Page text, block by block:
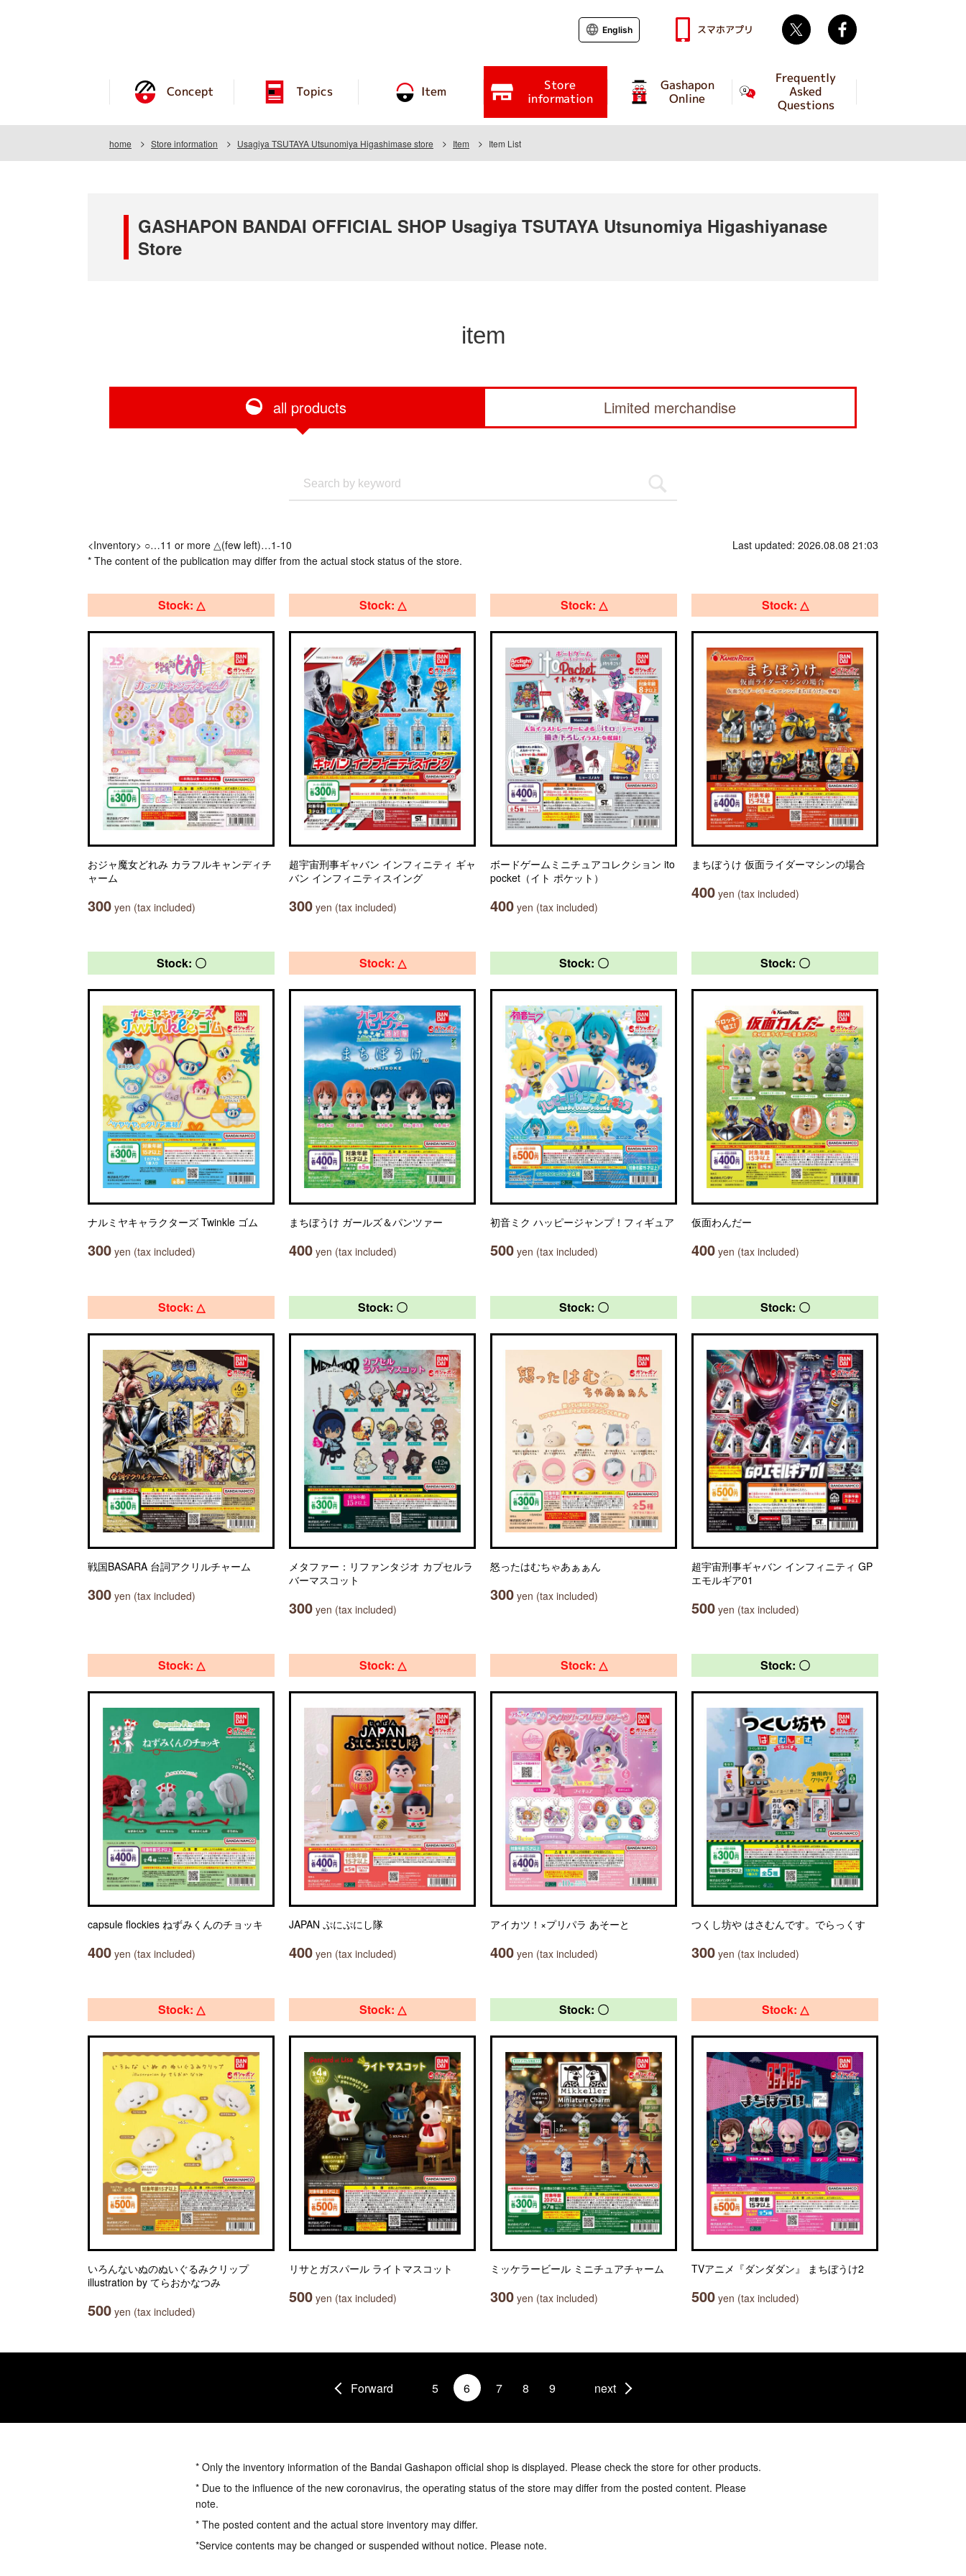
Concept Topics Item Store
information
Gashapon
Online
Frequently
Asked
Questions
English スマホアプリ Twitter
home Store information Usagiya TSUTAYA Utsunomiya Higashimase store Item Item List
GASHAPON BANDAI OFFICIAL SHOP Usagiya TSUTAYA Utsunomiya Higashiyanase
Store
item
all products Limited merchandise
<Inventory> ○…11 or more △(few left)…1-10
* The content of the publication may differ from the actual stock status of the store.
Last updated: 2026.08.08 21:03
Stock: △
おジャ魔女どれみ カラフルキャンディチ
ャーム
300 yen (tax included)
Stock: △
超宇宙刑事ギャバン インフィニティ ギャ
バン インフィニティスイング
300 yen (tax included)
Stock: △
ボードゲームミニチュアコレクション ito
pocket（イト ポケット）
400 yen (tax included)
Stock: △
まちぼうけ 仮面ライダーマシンの場合
400 yen (tax included)
Stock: 〇
ナルミヤキャラクターズ Twinkle ゴム
300 yen (tax included)
Stock: △
まちぼうけ ガールズ＆パンツァー
400 yen (tax included)
Stock: 〇
初音ミク ハッピージャンプ！フィギュア
500 yen (tax included)
Stock: 〇
仮面わんだー
400 yen (tax included)
Stock: △
戦国BASARA 台詞アクリルチャーム
300 yen (tax included)
Stock: 〇
メタファー：リファンタジオ カプセルラ
バーマスコット
300 yen (tax included)
Stock: 〇
怒ったはむちゃあぁぁん
300 yen (tax included)
Stock: 〇
超宇宙刑事ギャバン インフィニティ GP
エモルギア01
500 yen (tax included)
Stock: △
capsule flockies ねずみくんのチョッキ
400 yen (tax included)
Stock: △
JAPAN ぷにぷにし隊
400 yen (tax included)
Stock: △
アイカツ！×プリパラ あそーと
400 yen (tax included)
Stock: 〇
つくし坊や はさむんです。でらっくす
300 yen (tax included)
Stock: △
いろんないぬのぬいぐるみクリップ
illustration by てらおかなつみ
500 yen (tax included)
Stock: △
リサとガスパール ライトマスコット
500 yen (tax included)
Stock: 〇
ミッケラービール ミニチュアチャーム
300 yen (tax included)
Stock: △
TVアニメ『ダンダダン』 まちぼうけ2
500 yen (tax included)
Forward 5 6 7 8 9 next
* Only the inventory information of the Bandai Gashapon official shop is displayed. Please check the store for other products.
* Due to the influence of the new coronavirus, the operating status of the store may differ from the posted content. Please
note.
* The posted content and the actual store inventory may differ.
*Service contents may be changed or suspended without notice. Please note.